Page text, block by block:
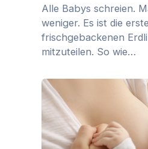
Alle Babys schreien.
weniger. Es ist die
frischgebackenen
mitzuteilen. So wie…